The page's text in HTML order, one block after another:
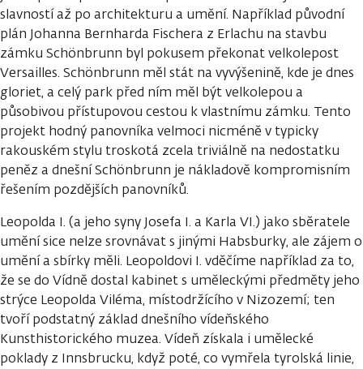
slavností až po architekturu a umění. Například původní
plán Johanna Bernharda Fischera z Erlachu na stavbu
zámku Schönbrunn byl pokusem překonat velkolepost
Versailles. Schönbrunn měl stát na vyvýšenině, kde je dnes
gloriet, a celý park před ním měl být velkolepou a
působivou přístupovou cestou k vlastnímu zámku. Tento
projekt hodný panovníka velmoci nicméně v typicky
rakouském stylu troskotá zcela triviálně na nedostatku
peněz a dnešní Schönbrunn je nákladově kompromisním
řešením pozdějších panovníků.
Leopolda I. (a jeho syny Josefa I. a Karla VI.) jako sběratele
umění sice nelze srovnávat s jinými Habsburky, ale zájem o
umění a sbírky měli. Leopoldovi I. vděčíme například za to,
že se do Vídně dostal kabinet s uměleckými předměty jeho
strýce Leopolda Viléma, místodržícího v Nizozemí; ten
tvoří podstatný základ dnešního vídeňského
Kunsthistorického muzea. Vídeň získala i umělecké
poklady z Innsbrucku, když poté, co vymřela tyrolská linie,